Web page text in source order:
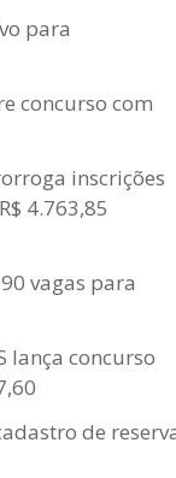
para
concurso com
inscrições
4.763,85
vagas para
lança concurso
de